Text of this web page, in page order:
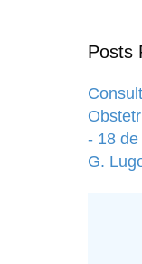
Posts
- 18
G.